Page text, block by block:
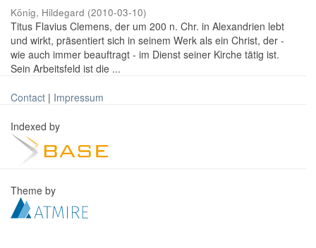
König, Hildegard (2010-03-10)
Titus Flavius Clemens, der um 200 n. Chr. in Alexandrien lebt
und wirkt, präsentiert sich in seinem Werk als ein Christ, der -
wie auch immer beauftragt - im Dienst seiner Kirche tätig ist.
Sein Arbeitsfeld ist die ...
Contact | Impressum
Indexed by
Theme by